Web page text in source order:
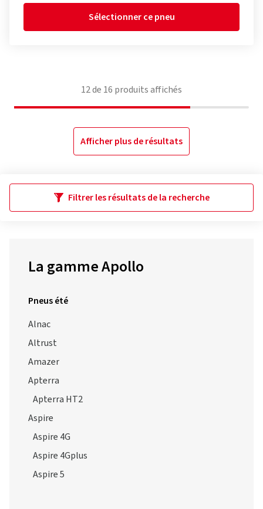
Sélectionner ce pneu
12de 16 produits affichés
Afficher plus de résultats
Filtrer les résultats de la recherche
La gamme Apollo
Pneus été
Alnac
Altrust
Amazer
Apterra
Apterra HT2
Aspire
Aspire 4G
Aspire 4Gplus
Aspire 5